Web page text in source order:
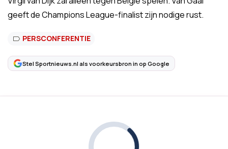
geeft de Champions League-finalist zijn nodige rust.
PERSCONFERENTIE
Stel Sportnieuws.nl als voorkeursbron in op Google